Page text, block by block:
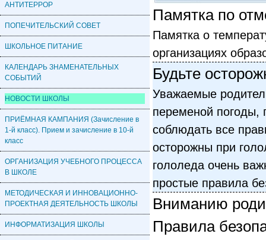
АНТИТЕРРОР
ПОПЕЧИТЕЛЬСКИЙ СОВЕТ
ШКОЛЬНОЕ ПИТАНИЕ
КАЛЕНДАРЬ ЗНАМЕНАТЕЛЬНЫХ
СОБЫТИЙ
НОВОСТИ ШКОЛЫ
ПРИЁМНАЯ КАМПАНИЯ (Зачисление в
1-й класс). Прием и зачисление в 10-й
класс
ОРГАНИЗАЦИЯ УЧЕБНОГО ПРОЦЕССА
В ШКОЛЕ
МЕТОДИЧЕСКАЯ И ИННОВАЦИОННО-
ПРОЕКТНАЯ ДЕЯТЕЛЬНОСТЬ ШКОЛЫ
ИНФОРМАТИЗАЦИЯ ШКОЛЫ
Памятка по
Памятка о
организациях
Будьте
Уважаемые
переменой погоды,
соблюдать все
осторожны при
гололеда очень
простые правила
Вниманию
Правила